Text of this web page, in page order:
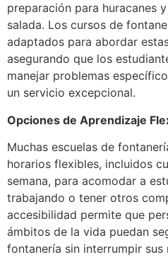
preparación para huracanes
salada. Los cursos de
adaptados para abordar
asegurando que los
manejar problemas
un servicio excepcional.
Opciones de Aprendizaje
Muchas escuelas de
horarios flexibles, incluidos
semana, para acomodar a
trabajando o tener otros
accesibilidad permite que
ámbitos de la vida puedan
fontanería sin interrumpir sus